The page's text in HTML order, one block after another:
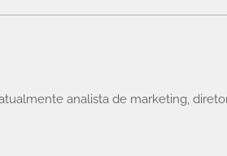
analista de marketing,